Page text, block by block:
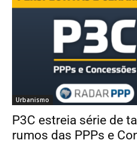
Urbanismo
P3C estreia série de
rumos das PPPs e